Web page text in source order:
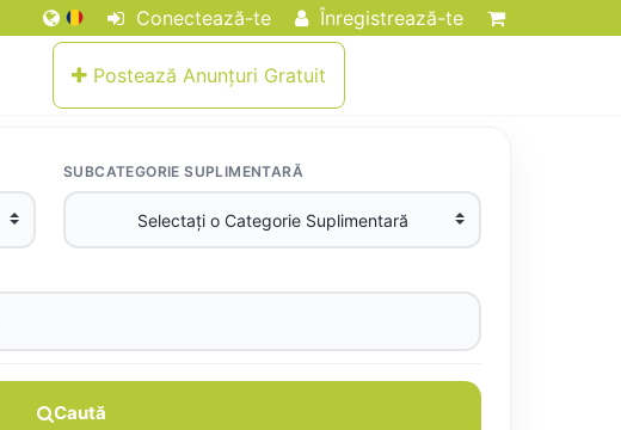
Conectează-te Înregistrează-te
Postează Anunțuri Gratuit
SUBCATEGORIE SUPLIMENTARĂ
Caută